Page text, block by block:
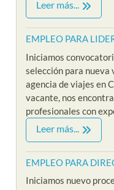
Leer más...
EMPLEO PARA
Iniciamos
selección para nueva
agencia de viajes en
vacante, nos
profesionales con
Leer más...
EMPLEO PARA
Iniciamos nuevo